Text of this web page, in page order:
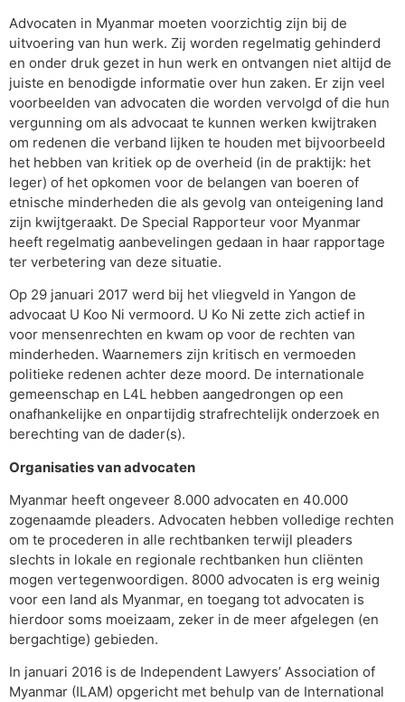
Advocaten in Myanmar moeten voorzichtig zijn bij de
uitvoering van hun werk. Zij worden regelmatig gehinderd
en onder druk gezet in hun werk en ontvangen niet altijd de
juiste en benodigde informatie over hun zaken. Er zijn veel
voorbeelden van advocaten die worden vervolgd of die hun
vergunning om als advocaat te kunnen werken kwijtraken
om redenen die verband lijken te houden met bijvoorbeeld
het hebben van kritiek op de overheid (in de praktijk: het
leger) of het opkomen voor de belangen van boeren of
etnische minderheden die als gevolg van onteigening land
zijn kwijtgeraakt. De Special Rapporteur voor Myanmar
heeft regelmatig aanbevelingen gedaan in haar rapportage
ter verbetering van deze situatie.
Op 29 januari 2017 werd bij het vliegveld in Yangon de
advocaat U Koo Ni vermoord. U Ko Ni zette zich actief in
voor mensenrechten en kwam op voor de rechten van
minderheden. Waarnemers zijn kritisch en vermoeden
politieke redenen achter deze moord. De internationale
gemeenschap en L4L hebben aangedrongen op een
onafhankelijke en onpartijdig strafrechtelijk onderzoek en
berechting van de dader(s).
Organisaties van advocaten
Myanmar heeft ongeveer 8.000 advocaten en 40.000
zogenaamde pleaders. Advocaten hebben volledige rechten
om te procederen in alle rechtbanken terwijl pleaders
slechts in lokale en regionale rechtbanken hun cliënten
mogen vertegenwoordigen. 8000 advocaten is erg weinig
voor een land als Myanmar, en toegang tot advocaten is
hierdoor soms moeizaam, zeker in de meer afgelegen (en
bergachtige) gebieden.
In januari 2016 is de Independent Lawyers’ Association of
Myanmar (ILAM) opgericht met behulp van de International